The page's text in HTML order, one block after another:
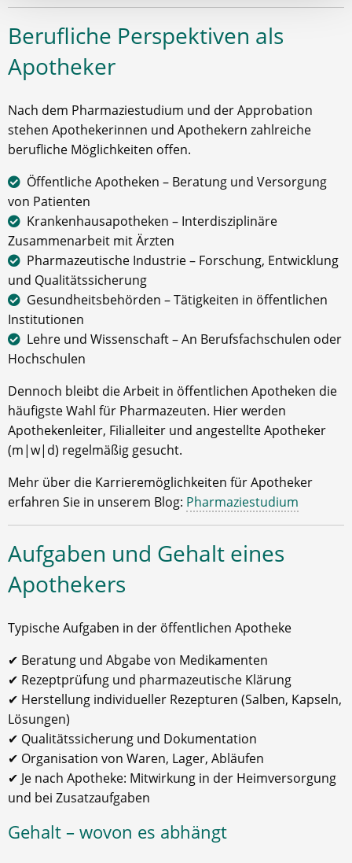
Berufliche Perspektiven als
Apotheker
Nach dem Pharmaziestudium und der Approbation
stehen Apothekerinnen und Apothekern zahlreiche
berufliche Möglichkeiten offen.
Öffentliche Apotheken – Beratung und Versorgung
von Patienten
Krankenhausapotheken – Interdisziplinäre
Zusammenarbeit mit Ärzten
Pharmazeutische Industrie – Forschung, Entwicklung
und Qualitätssicherung
Gesundheitsbehörden – Tätigkeiten in öffentlichen
Institutionen
Lehre und Wissenschaft – An Berufsfachschulen oder
Hochschulen
Dennoch bleibt die Arbeit in öffentlichen Apotheken die
häufigste Wahl für Pharmazeuten. Hier werden
Apothekenleiter, Filialleiter und angestellte Apotheker
(m|w|d) regelmäßig gesucht.
Mehr über die Karrieremöglichkeiten für Apotheker
erfahren Sie in unserem Blog: Pharmaziestudium
Aufgaben und Gehalt eines
Apothekers
Typische Aufgaben in der öffentlichen Apotheke
✔ Beratung und Abgabe von Medikamenten
✔ Rezeptprüfung und pharmazeutische Klärung
✔ Herstellung individueller Rezepturen (Salben, Kapseln,
Lösungen)
✔ Qualitätssicherung und Dokumentation
✔ Organisation von Waren, Lager, Abläufen
✔ Je nach Apotheke: Mitwirkung in der Heimversorgung
und bei Zusatzaufgaben
Gehalt – wovon es abhängt